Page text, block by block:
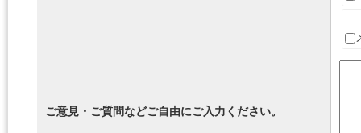
ご意見・ご質問などご自由にご入力ください。